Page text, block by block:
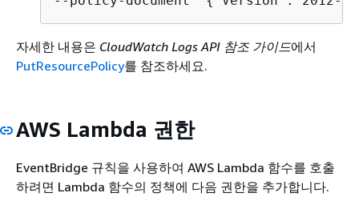
자세한 내용은 CloudWatch Logs API 참조 가이드에서
PutResourcePolicy를 참조하세요.
AWS Lambda 권한
EventBridge 규칙을 사용하여 AWS Lambda 함수를 호출
하려면 Lambda 함수의 정책에 다음 권한을 추가합니다.